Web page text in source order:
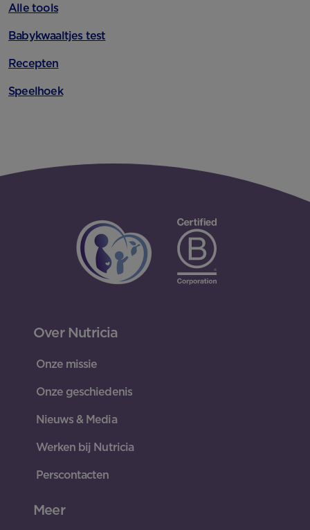
Alle tools
Babykwaaltjes test
Recepten
Speelhoek
Over Nutricia
Onze missie
Onze geschiedenis
Nieuws & Media
Werken bij Nutricia
Perscontacten
Meer